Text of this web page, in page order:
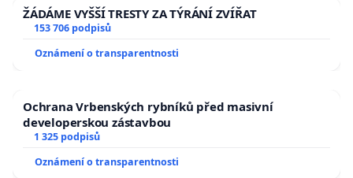
ŽÁDÁME VYŠŠÍ TRESTY ZA TÝRÁNÍ ZVÍŘAT
153 706 podpisů
Oznámení o transparentnosti
Ochrana Vrbenských rybníků před masivní
developerskou zástavbou
1 325 podpisů
Oznámení o transparentnosti